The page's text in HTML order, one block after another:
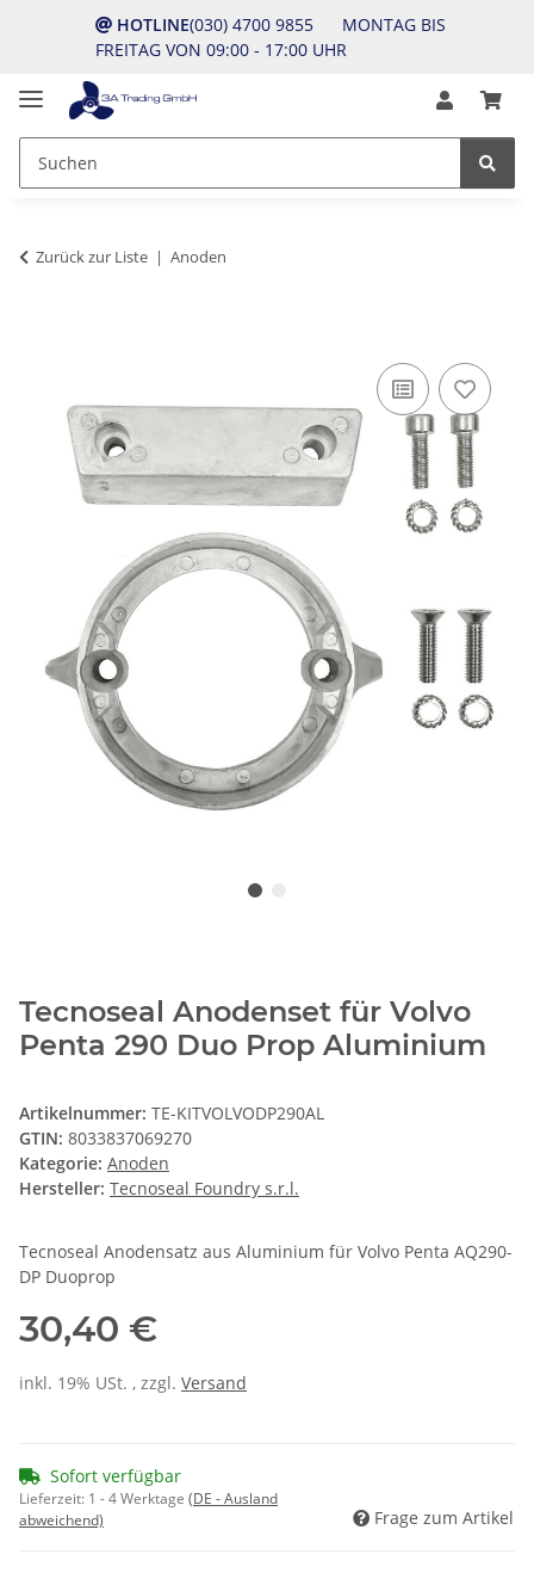
HOTLINE(030) 4700 9855 MONTAG BIS
FREITAG VON 09:00 - 17:00 UHR
Zurück zur Liste Anoden
Tecnoseal Anodenset für Volvo
Penta 290 Duo Prop Aluminium
Artikelnummer: TE-KITVOLVODP290AL
GTIN: 8033837069270
Kategorie: Anoden
Hersteller: Tecnoseal Foundry s.r.l.
Tecnoseal Anodensatz aus Aluminium für Volvo Penta AQ290-
DP Duoprop
30,40 €
inkl. 19% USt. , zzgl. Versand
Sofort verfügbar
Lieferzeit: 1 - 4 Werktage (DE - Ausland
abweichend)
Frage zum Artikel